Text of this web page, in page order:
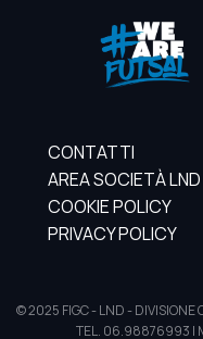
CONTATTI
AREA SOCIETÀ LND
COOKIE POLICY
PRIVACY POLICY
© 2025 FIGC - LND - DIVISIONE
TEL. 06.98876993 |